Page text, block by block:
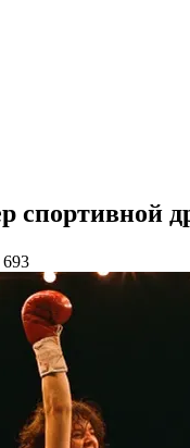
спортивной
693